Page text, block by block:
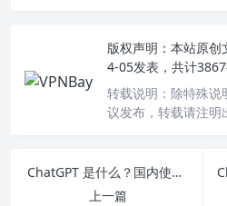
版权声明： 本站原创
4-05发表，共计3867
转载说明： 除特殊说
议发布，转载请注明
ChatGPT 是什么？国内使用 ChatGPT 注册教程
上一篇